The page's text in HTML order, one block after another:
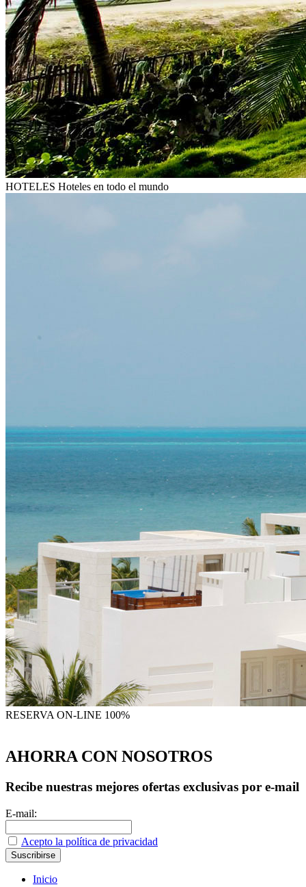
HOTELES Hoteles en todo el mundo
RESERVA ON-LINE 100%
AHORRA CON NOSOTROS
Recibe nuestras mejores ofertas exclusivas por e-mail
E-mail:
Acepto la política de privacidad
Inicio